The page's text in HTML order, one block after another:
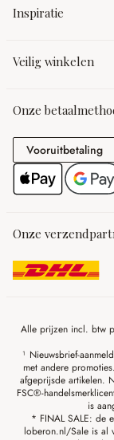
Inspiratie
Veilig winkelen
Onze
Vooruitbetaling
Onze
Alle prijzen incl. btw
¹ Nieuwsbrief-
met andere
afgeprijsde artikelen.
FSC®-
is
* FINAL SALE: de
loberon.nl/Sale is al